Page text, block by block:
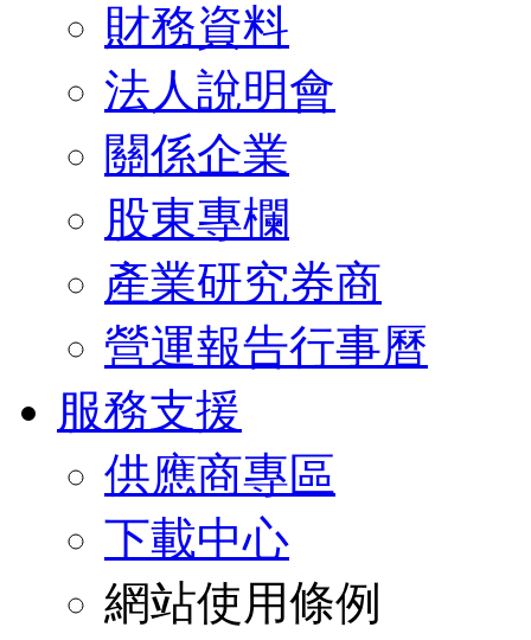
財務資料
法人說明會
關係企業
股東專欄
產業研究券商
營運報告行事曆
服務支援
供應商專區
下載中心
網站使用條例